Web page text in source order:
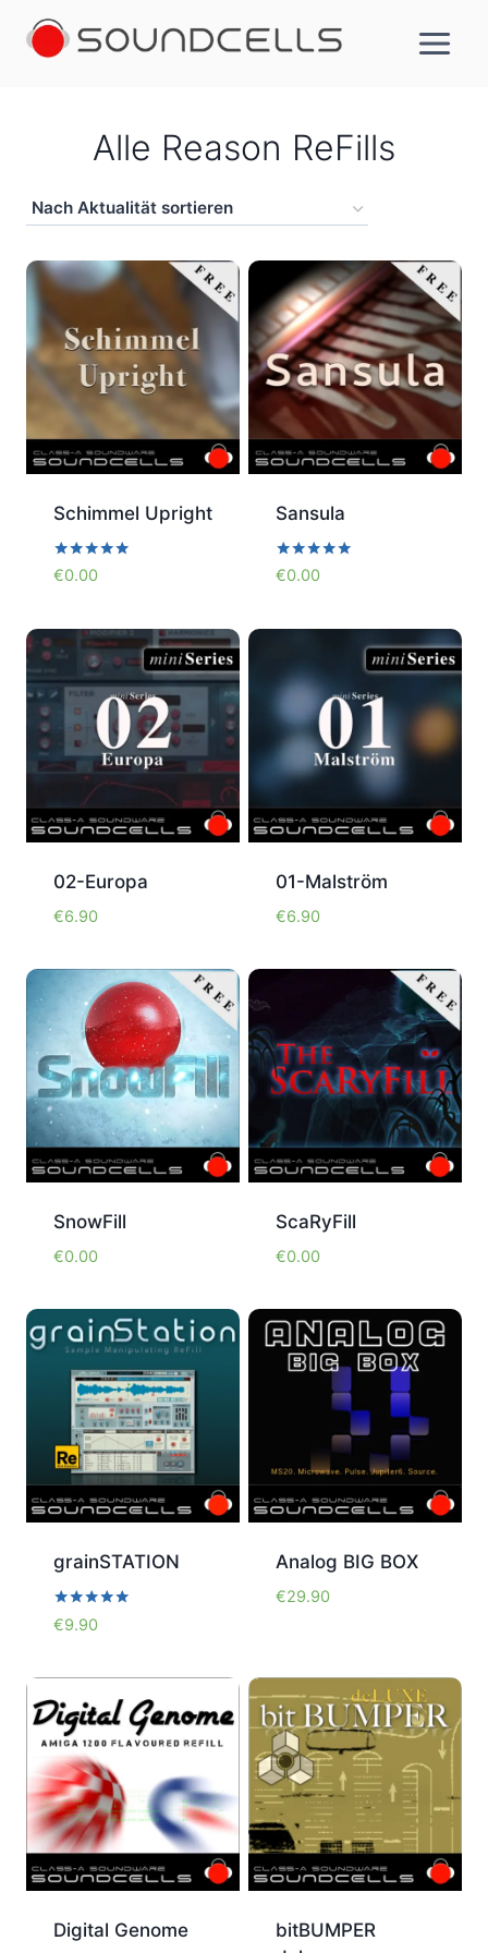
Inhalt
Alle Reason ReFills
Schimmel Upright
Bewertet
mit
€0.00
Sansula
Bewertet
mit
€0.00
02-Europa
€6.90
01-Malström
€6.90
SnowFill
€0.00
ScaRyFill
€0.00
grainSTATION
Bewertet
mit
€9.90
Analog BIG BOX
€29.90
Digital Genome
bitBUMPER